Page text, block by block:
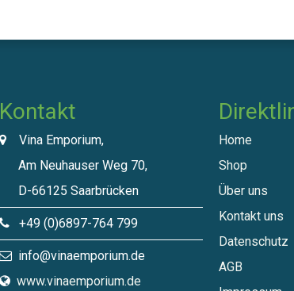
Kontakt
Vina Emporium,
Am Neuhauser Weg 70,
D-66125 Saarbrücken
+49 (0)6897-764 799
info@vinaemporium.de
www.vinaemporium.de
Home
Shop
Über uns
Kontakt uns
Datenschutz
A​GB